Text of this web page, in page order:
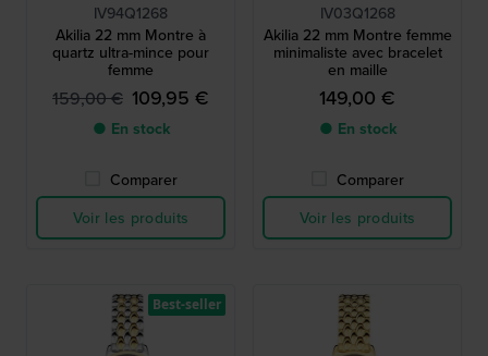
IV94Q1268
Akilia 22 mm Montre à
quartz ultra-mince pour
femme
159,00 € 109,95 €
● En stock
Comparer
Voir les produits
IV03Q1268
Akilia 22 mm Montre femme
minimaliste avec bracelet
en maille
149,00 €
● En stock
Comparer
Voir les produits
Best-seller